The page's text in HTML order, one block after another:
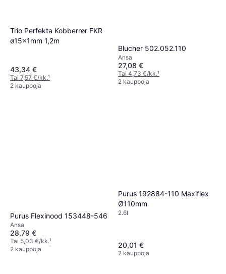
Trio Perfekta Kobberrør FKR
ø15x1mm 1,2m
43,34 €
Tai 7,57 €/kk.¹
2 kauppoja
Blucher 502.052.110
Ansa
27,08 €
Tai 4,73 €/kk.¹
2 kauppoja
Purus Flexinood 153448-546
Ansa
28,79 €
Tai 5,03 €/kk.¹
2 kauppoja
Purus 192884-110 Maxiflex
Ø110mm
2.6l
20,01 €
2 kauppoja